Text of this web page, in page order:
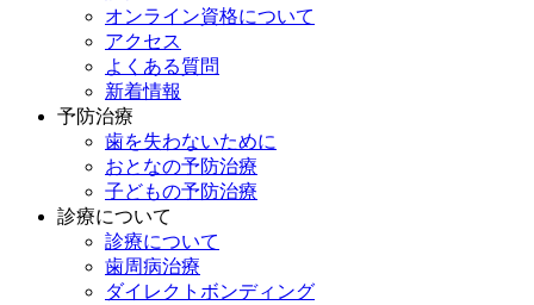
オンライン資格について
アクセス
よくある質問
新着情報
予防治療
歯を失わないために
おとなの予防治療
子どもの予防治療
診療について
診療について
歯周病治療
ダイレクトボンディング